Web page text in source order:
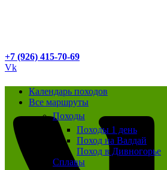
+7 (926) 415-70-69
Vk
Календарь походов
Все маршруты
Походы
Походы 1 день
Поход на Валдай
Поход в Дивногорье
Сплавы